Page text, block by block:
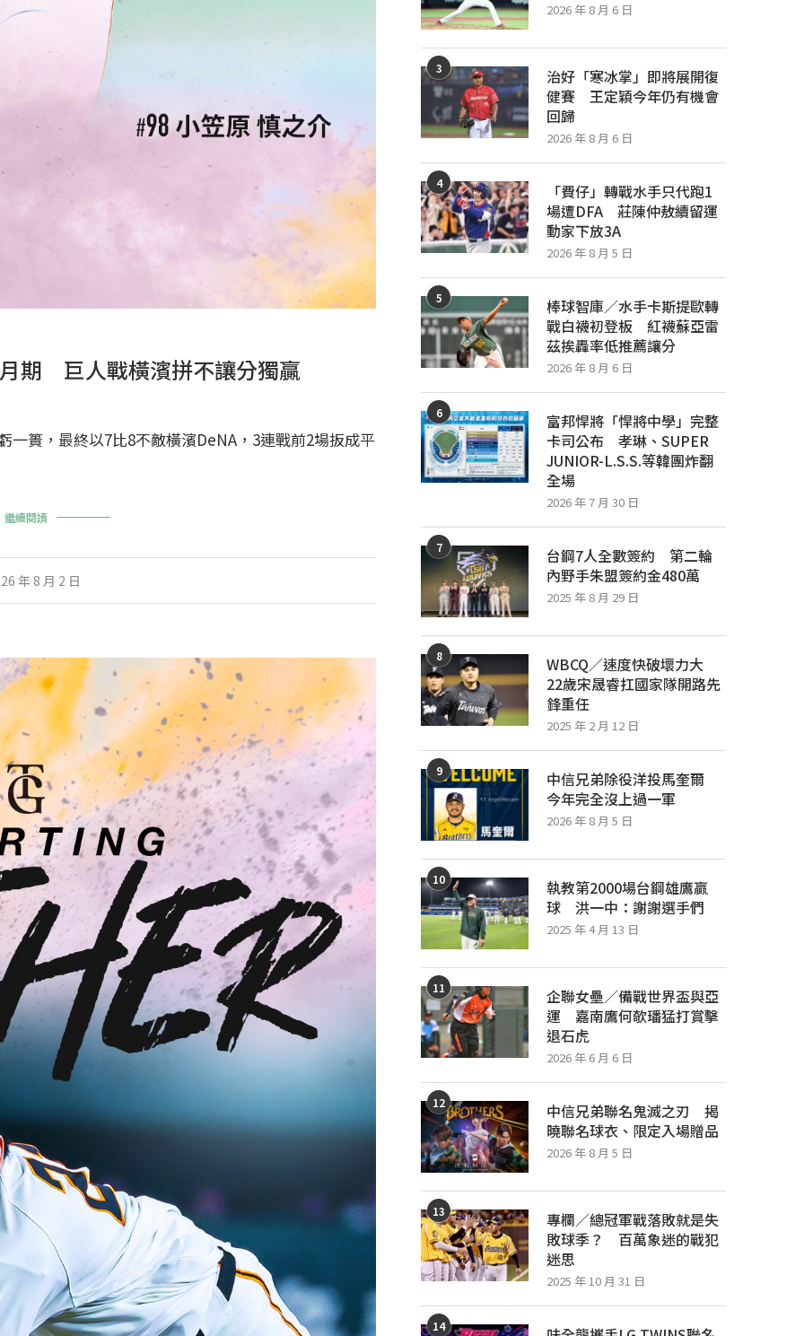
期 巨人戰橫濱拼不讓分獨贏
簣，最終以7比8不敵橫濱DeNA，3連戰前2場扳成平
繼續閱讀
年 8 月 2 日
2026 年 8 月 6 日
3
治好「寒冰掌」即將展開復
健賽 王定穎今年仍有機會
回歸
2026 年 8 月 6 日
4
「費仔」轉戰水手只代跑1
場遭DFA 莊陳仲敖續留運
動家下放3A
2026 年 8 月 5 日
5
棒球智庫／水手卡斯提歐轉
戰白襪初登板 紅襪蘇亞雷
茲挨轟率低推薦讓分
2026 年 8 月 6 日
6
富邦悍將「悍將中學」完整
卡司公布 孝琳、SUPER
JUNIOR-L.S.S.等韓團炸翻
全場
2026 年 7 月 30 日
7
台鋼7人全數簽約 第二輪
內野手朱盟簽約金480萬
2025 年 8 月 29 日
8
WBCQ／速度快破壞力大
22歲宋晟睿扛國家隊開路先
鋒重任
2025 年 2 月 12 日
9
中信兄弟除役洋投馬奎爾
今年完全沒上過一軍
2026 年 8 月 5 日
10
執教第2000場台鋼雄鷹贏
球 洪一中：謝謝選手們
2025 年 4 月 13 日
11
企聯女壘／備戰世界盃與亞
運 嘉南鷹何欹璠猛打賞擊
退石虎
2026 年 6 月 6 日
12
中信兄弟聯名鬼滅之刃 揭
曉聯名球衣、限定入場贈品
2026 年 8 月 5 日
13
專欄／總冠軍戰落敗就是失
敗球季？ 百萬象迷的戰犯
迷思
2025 年 10 月 31 日
14